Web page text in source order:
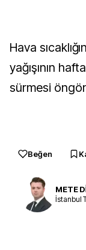
Hava
yağışının
sürmesi
Beğen
METE
İstanbul